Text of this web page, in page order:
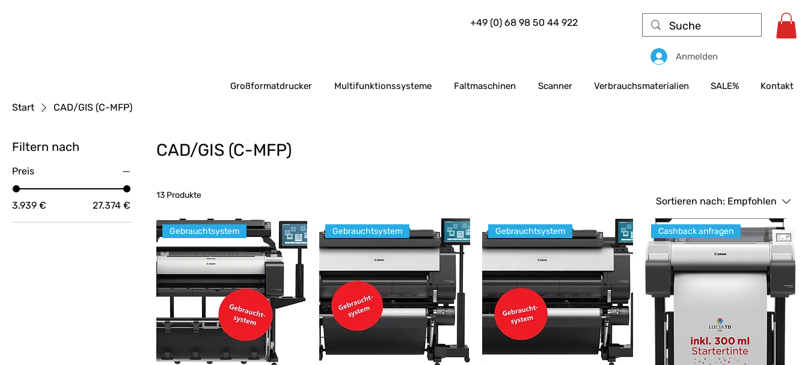
+49 (0) 68 98 50 44 922
Anmelden
Großformatdrucker Multifunktionssysteme Faltmaschinen Scanner Verbrauchsmaterialien SALE% Kontakt
Start CAD/GIS (C-MFP)
Filtern nach
Preis
3.939 € 27.374 €
CAD/GIS (C-MFP)
13 Produkte
Sortieren nach: Empfohlen
Gebrauchtsystem Gebrauchtsystem Gebrauchtsystem Cashback anfragen